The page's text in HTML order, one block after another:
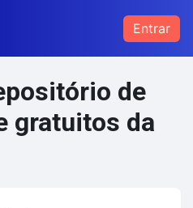
Entrar
de
gratuitos da